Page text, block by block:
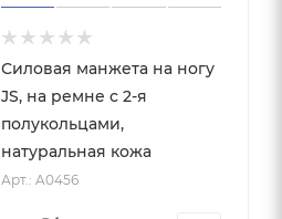
Силовая манжета на ногу
JS, на ремне с 2-я
полукольцами,
натуральная кожа
Арт.: A0456